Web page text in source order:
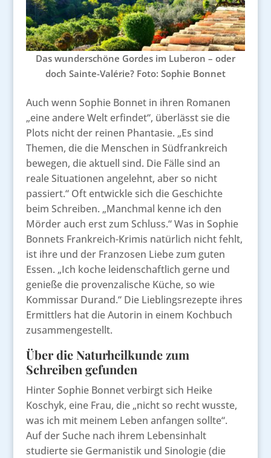
Das wunderschöne Gordes im Luberon – oder
doch Sainte-Valérie? Foto: Sophie Bonnet
Auch wenn Sophie Bonnet in ihren Romanen
„eine andere Welt erfindet“, überlässt sie die
Plots nicht der reinen Phantasie. „Es sind
Themen, die die Menschen in Südfrankreich
bewegen, die aktuell sind. Die Fälle sind an
reale Situationen angelehnt, aber so nicht
passiert.“ Oft entwickle sich die Geschichte
beim Schreiben. „Manchmal kenne ich den
Mörder auch erst zum Schluss.“ Was in Sophie
Bonnets Frankreich-Krimis natürlich nicht fehlt,
ist ihre und der Franzosen Liebe zum guten
Essen. „Ich koche leidenschaftlich gerne und
genieße die provenzalische Küche, so wie
Kommissar Durand.“ Die Lieblingsrezepte ihres
Ermittlers hat die Autorin in einem Kochbuch
zusammengestellt.
Über die Naturheilkunde zum
Schreiben gefunden
Hinter Sophie Bonnet verbirgt sich Heike
Koschyk, eine Frau, die „nicht so recht wusste,
was ich mit meinem Leben anfangen sollte“.
Auf der Suche nach ihrem Lebensinhalt
studierte sie Germanistik und Sinologie (die